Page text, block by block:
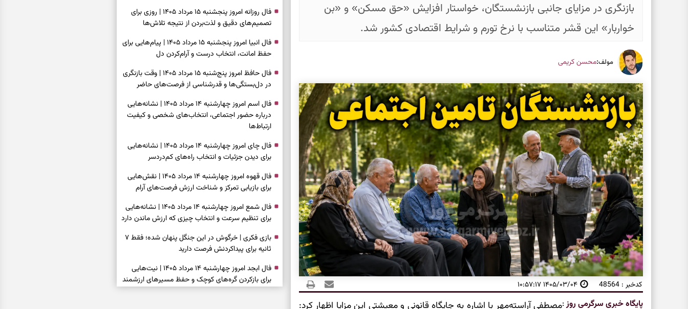
بازنگری در مزایای جانبی بازنشستگان، خواستار افزایش «حق مسکن» و «بن
خواربار» این قشر متناسب با نرخ تورم و شرایط اقتصادی کشور شد.
مولف:محسن کریمی
کدخبر : 48564 ۱۴۰۵/۰۳/۰۴ ۱۰:۵۷:۱۷
پایگاه خبری سرگرمی روز:مصطفی آراسته‌مهر با اشاره به جایگاه قانونی و معیشتی این مزایا اظهار کرد:
فال روزانه امروز پنجشنبه ۱۵ مرداد ۱۴۰۵ | روزی برای
تصمیم‌های دقیق و لذت‌بردن از نتیجه تلاش‌ها
فال انبیا امروز پنجشنبه ۱۵ مرداد ۱۴۰۵ | پیام‌هایی برای
حفظ امانت، انتخاب درست و آرام‌کردن دل
فال حافظ امروز پنج‌شنبه ۱۵ مرداد ۱۴۰۵ | وقت بازنگری
در دل‌بستگی‌ها و قدرشناسی از فرصت‌های حاضر
فال اسم امروز چهارشنبه ۱۴ مرداد ۱۴۰۵ | نشانه‌هایی
درباره حضور اجتماعی، انتخاب‌های شخصی و کیفیت
ارتباط‌ها
فال چای امروز چهارشنبه ۱۴ مرداد ۱۴۰۵ | نشانه‌هایی
برای دیدن جزئیات و انتخاب راه‌های کم‌دردسر
فال قهوه امروز چهارشنبه ۱۴ مرداد ۱۴۰۵ | نقش‌هایی
برای بازیابی تمرکز و شناخت ارزش فرصت‌های آرام
فال شمع امروز چهارشنبه ۱۴ مرداد ۱۴۰۵ | نشانه‌هایی
برای تنظیم سرعت و انتخاب چیزی که ارزش ماندن دارد
بازی فکری | خرگوش در این جنگل پنهان شده؛ فقط ۷
ثانیه برای پیداکردنش فرصت دارید
فال ابجد امروز چهارشنبه ۱۴ مرداد ۱۴۰۵ | نیت‌هایی
برای بازکردن گره‌های کوچک و حفظ مسیرهای ارزشمند